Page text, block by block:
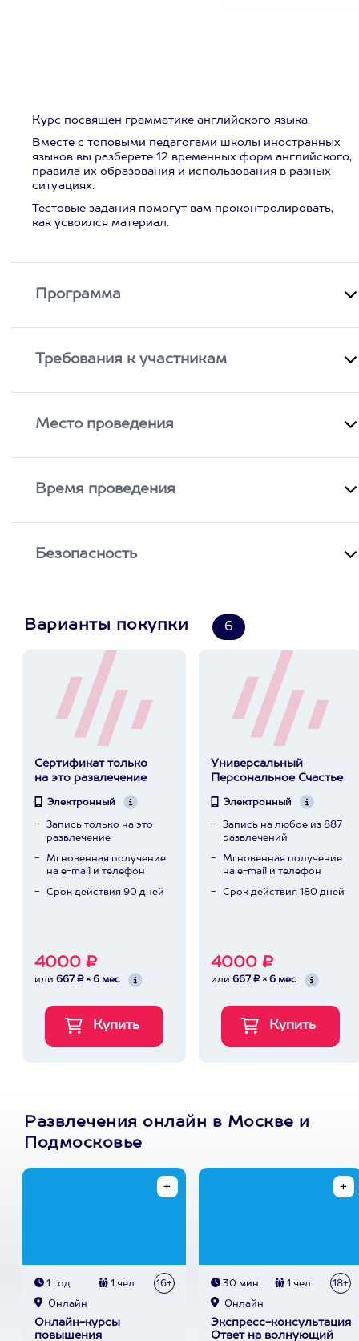
Курс посвящен грамматике английского языка.
Вместе с топовыми педагогами школы иностранных
языков вы разберете 12 временных форм английского,
правила их образования и использования в разных
ситуациях.
Тестовые задания помогут вам проконтролировать,
как усвоился материал.
Программа
Требования к участникам
Место проведения
Время проведения
Безопасность
Варианты покупки 6
Сертификат только
на это развлечение
Электронный
Запись только на это
развлечение
Мгновенная получение
на e-mail и телефон
Срок действия 90 дней
4000 ₽
или 667 ₽ × 6 мес
Универсальный
Персональное Счастье
Электронный
Запись на любое из 887
развлечений
Мгновенная получение
на e-mail и телефон
Срок действия 180 дней
4000 ₽
или 667 ₽ × 6 мес
Развлечения онлайн в Москве и
Подмосковье
1 год 1 чел 16+
Онлайн
Онлайн-курсы
повышения
30 мин. 1 чел 18+
Онлайн
Экспресс-консультация
Ответ на волнующий